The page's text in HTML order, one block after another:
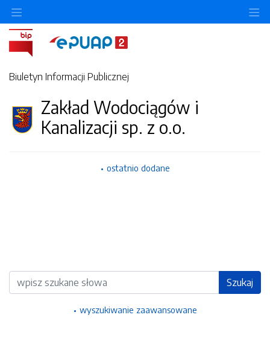
Biuletyn Informacji Publicznej
Zakład Wodociągów i
Kanalizacji sp. z o.o.
ostatnio dodane
Wyszukiwarka Szukaj
wyszukiwanie zaawansowane